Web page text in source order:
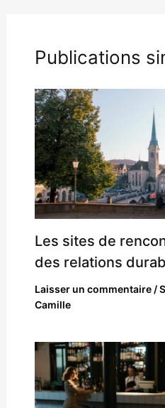
Publications
Les sites de
des relations
Laisser un commentaire /
Camille